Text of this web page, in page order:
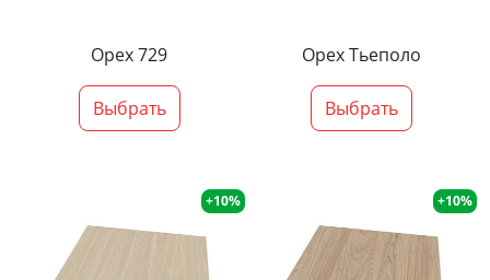
Орех 729
Выбрать
Орех Тьеполо
Выбрать
+10% +10%